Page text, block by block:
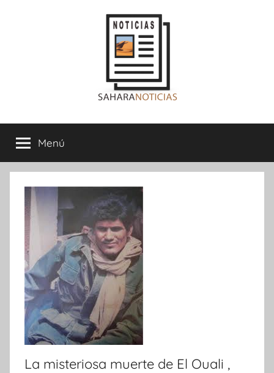
Sahara
Noticias
Menú
La misteriosa muerte de El Ouali ,